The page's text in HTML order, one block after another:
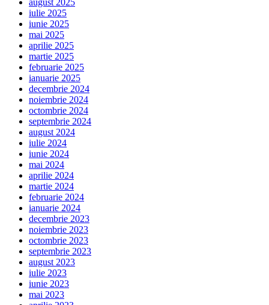
august 2025
iulie 2025
iunie 2025
mai 2025
aprilie 2025
martie 2025
februarie 2025
ianuarie 2025
decembrie 2024
noiembrie 2024
octombrie 2024
septembrie 2024
august 2024
iulie 2024
iunie 2024
mai 2024
aprilie 2024
martie 2024
februarie 2024
ianuarie 2024
decembrie 2023
noiembrie 2023
octombrie 2023
septembrie 2023
august 2023
iulie 2023
iunie 2023
mai 2023